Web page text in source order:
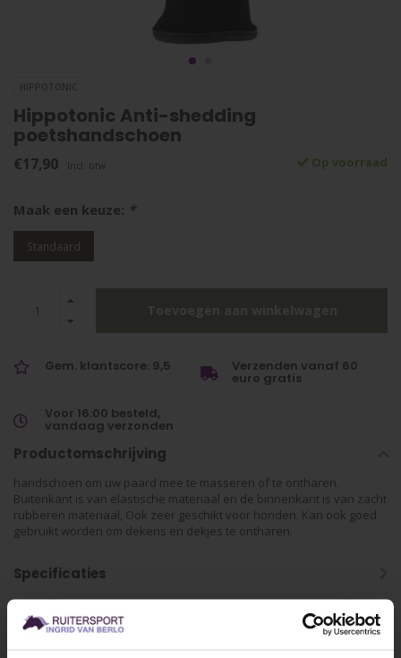
HIPPOTONIC
Hippotonic Anti-shedding
poetshandschoen
€17,90 Incl. btw Op voorraad
Maak een keuze: *
Standaard
Gem. klantscore: 9,5 Verzenden vanaf 60
euro gratis
Voor 16:00 besteld,
vandaag verzonden
Productomschrijving
handschoen om uw paard mee te masseren of te ontharen.
Buitenkant is van elastische materiaal en de binnenkant is van zacht
rubberen materiaal, Ook zeer geschikt voor honden. Kan ook goed
gebruikt worden om dekens en dekjes te ontharen.
Specificaties
Gerelateerde producten